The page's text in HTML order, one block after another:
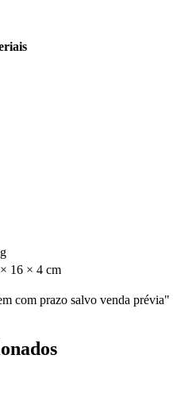
16 × 4 cm
com prazo salvo venda prévia"